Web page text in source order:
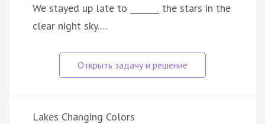
We stayed up late to _______ the stars in the
clear night sky.…
Lakes Changing Colors